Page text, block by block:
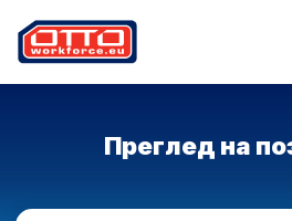
Преглед на